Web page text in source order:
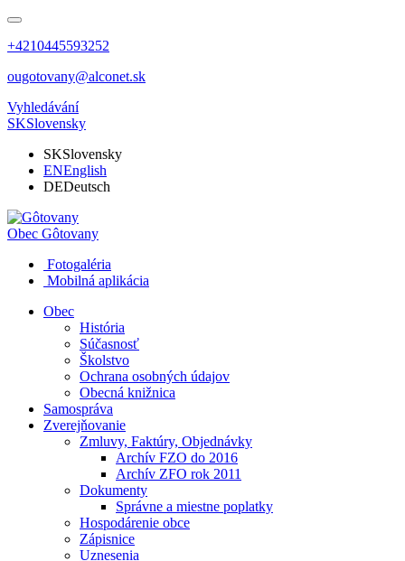
+4210445593252
ougotovany@alconet.sk
Vyhledávání
SKSlovensky
SKSlovensky
ENEnglish
DEDeutsch
Obec Gôtovany
Fotogaléria
Mobilná aplikácia
Obec
História
Súčasnosť
Školstvo
Ochrana osobných údajov
Obecná knižnica
Samospráva
Zverejňovanie
Zmluvy, Faktúry, Objednávky
Archív FZO do 2016
Archív ZFO rok 2011
Dokumenty
Správne a miestne poplatky
Hospodárenie obce
Zápisnice
Uznesenia